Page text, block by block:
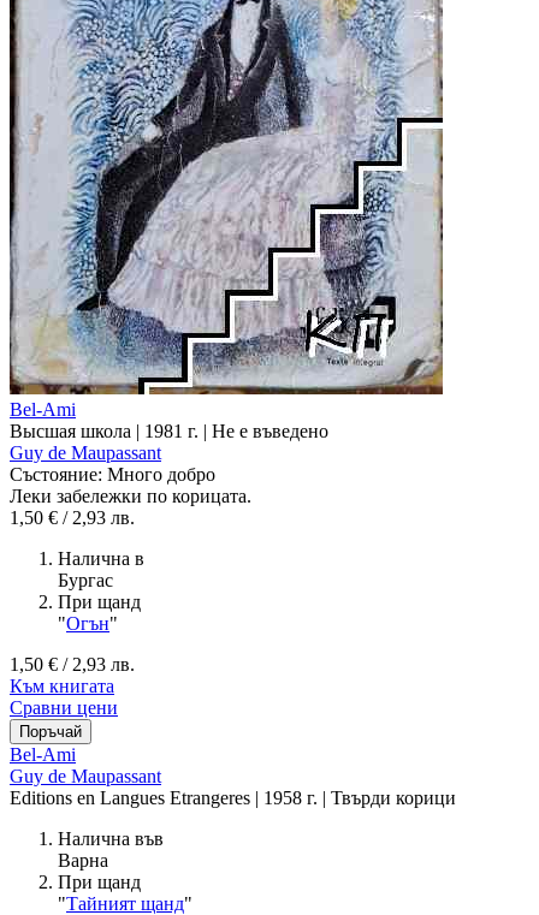
Bel-Ami
Высшая школа | 1981 г. | Не е въведено
Guy de Maupassant
Състояние: Много добро
Леки забележки по корицата.
1,50 € / 2,93 лв.
Налична в
Бургас
При щанд
"Огън"
1,50 € / 2,93 лв.
Към книгата
Сравни цени
Bel-Ami
Guy de Maupassant
Editions en Langues Etrangeres | 1958 г. | Твърди корици
Налична във
Варна
При щанд
"Тайният щанд"